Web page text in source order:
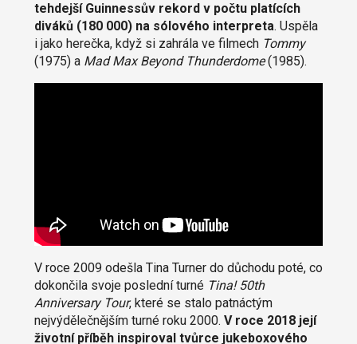
tehdejší Guinnessův rekord v počtu platících
diváků (180 000) na sólového interpreta. Uspěla
i jako herečka, když si zahrála ve filmech Tommy
(1975) a Mad Max Beyond Thunderdome(1985).
V roce 2009 odešla Tina Turner do důchodu poté, co
dokončila svoje poslední turné Tina! 50th
Anniversary Tour, které se stalo patnáctým
nejvýdělečnějším turné roku 2000. V roce 2018 její
životní příběh inspiroval tvůrce jukeboxového